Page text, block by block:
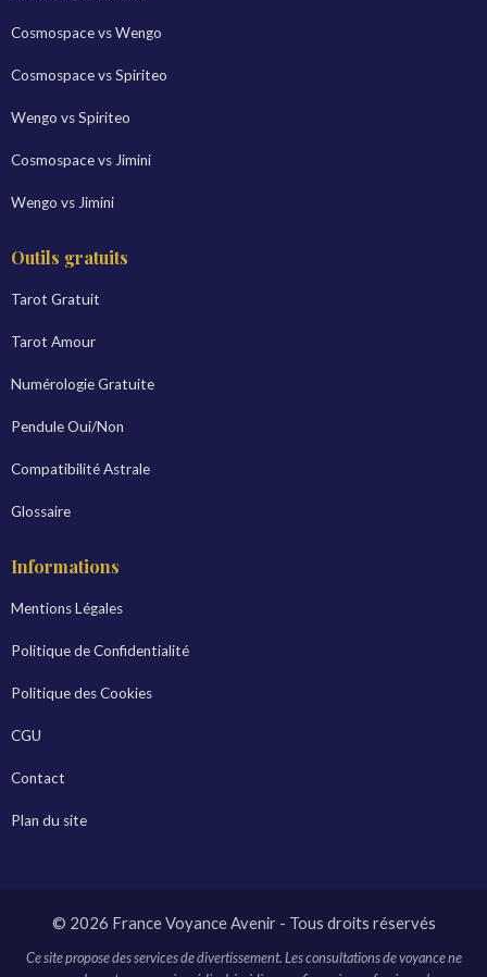
Cosmospace vs Wengo
Cosmospace vs Spiriteo
Wengo vs Spiriteo
Cosmospace vs Jimini
Wengo vs Jimini
Outils gratuits
Tarot Gratuit
Tarot Amour
Numérologie Gratuite
Pendule Oui/Non
Compatibilité Astrale
Glossaire
Informations
Mentions Légales
Politique de Confidentialité
Politique des Cookies
CGU
Contact
Plan du site
© 2026 France Voyance Avenir - Tous droits réservés
Ce site propose des services de divertissement. Les consultations de voyance ne